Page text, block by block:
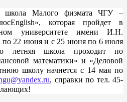
школа Малого физмата ЧГУ–
которая пройдет в
университете имени И.Н.
по 22 июня и с 25 июня по 6 июля
летняя школа проходит по
математики» и «Деловой
школу начнется с 14 мая по
@yandex.ru, справки по тел. 45-